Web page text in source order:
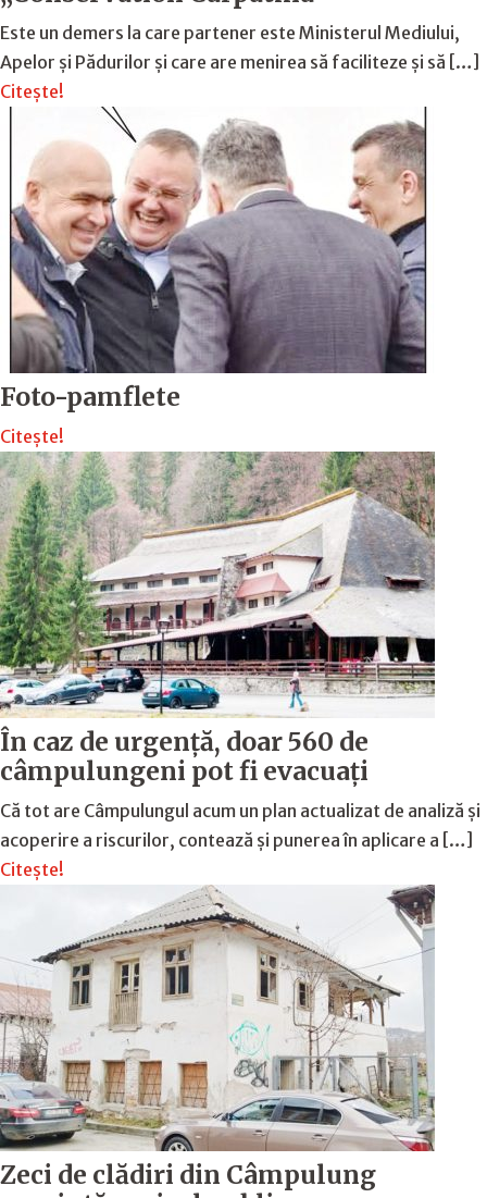
Este un demers la care partener este Ministerul Mediului,
Apelor și Pădurilor și care are menirea să faciliteze și să […]
Citește!
Foto-pamflete
Citește!
În caz de urgență, doar 560 de
câmpulungeni pot fi evacuați
Că tot are Câmpulungul acum un plan actualizat de analiză și
acoperire a riscurilor, contează și punerea în aplicare a […]
Citește!
Zeci de clădiri din Câmpulung